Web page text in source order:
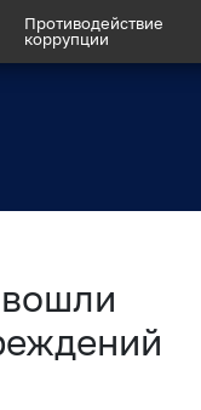
Противодействие
коррупции